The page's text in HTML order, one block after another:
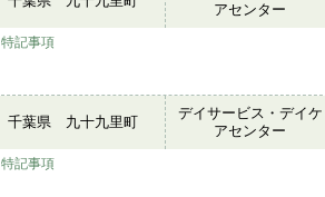
アセンター
特記事項
千葉県 九十九里町
デイサービス・デイケ
アセンター
特記事項